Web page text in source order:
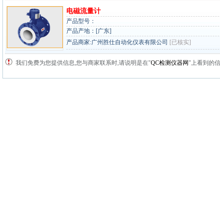
电磁流量计
产品型号：
产品产地：[广东]
产品商家:广州胜仕自动化仪表有限公司 [已核实]
我们免费为您提供信息,您与商家联系时,请说明是在"QC检测仪器网"上看到的